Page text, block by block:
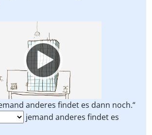
anderes findet es dann noch.“
jemand anderes findet es